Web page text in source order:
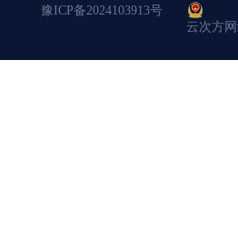
豫ICP备2024103913号
云次方